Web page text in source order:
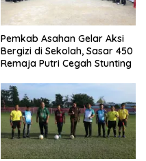
Pemkab Asahan Gelar Aksi
Bergizi di Sekolah, Sasar 450
Remaja Putri Cegah Stunting